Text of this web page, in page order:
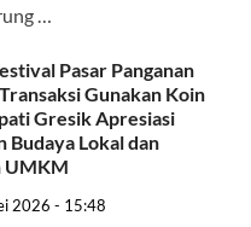
…
Pasar Panganan
Gunakan Koin
Gresik Apresiasi
Budaya Lokal dan
UMKM
2026 - 15:48